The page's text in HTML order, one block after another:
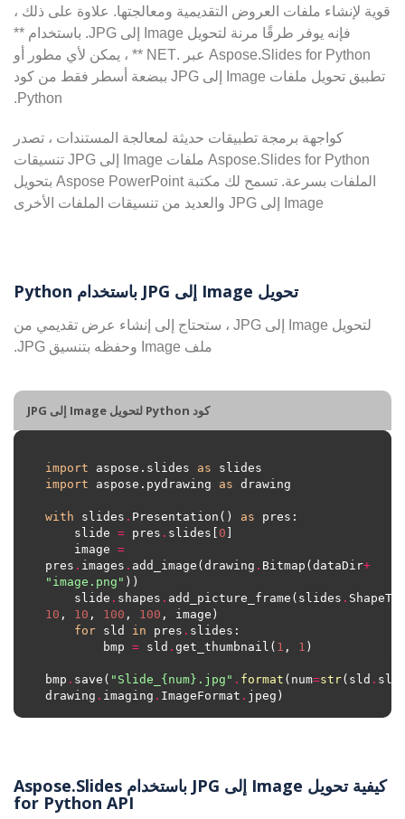
قوية لإنشاء ملفات العروض التقديمية ومعالجتها. علاوة على ذلك ،
فإنه يوفر طرقًا مرنة لتحويل Image إلى JPG. باستخدام **
Aspose.Slides for Python عبر .NET ** ، يمكن لأي مطور أو
تطبيق تحويل ملفات Image إلى JPG ببضعة أسطر فقط من كود
Python.
كواجهة برمجة تطبيقات حديثة لمعالجة المستندات ، تصدر
Aspose.Slides for Python ملفات Image إلى JPG تنسيقات
الملفات بسرعة. تسمح لك مكتبة Aspose PowerPoint بتحويل
Image إلى JPG والعديد من تنسيقات الملفات الأخرى
تحويل Image إلى JPG باستخدام Python
لتحويل Image إلى JPG ، ستحتاج إلى إنشاء عرض تقديمي من
ملف Image وحفظه بتنسيق JPG.
كود Python لتحويل Image إلى JPG
import aspose.slides as
import aspose.pydrawing as
with slides . Presentation() as
    slide
= pres . slides[ 0
    image
=
pres . images . add_image(drawing . Bitmap(dataDir+
"image.png"
	slide
. shapes . add_picture_frame(slides .
10 , 10 , 100 , 100
for sld in pres .
        bmp
= sld . get_thumbnail( 1 , 1
bmp . save( "Slide_ {num} .jpg" . format (num=str(sld .
drawing . imaging . ImageFormat .
كيفية تحويل Image إلى JPG باستخدام Aspose.Slides
for Python API